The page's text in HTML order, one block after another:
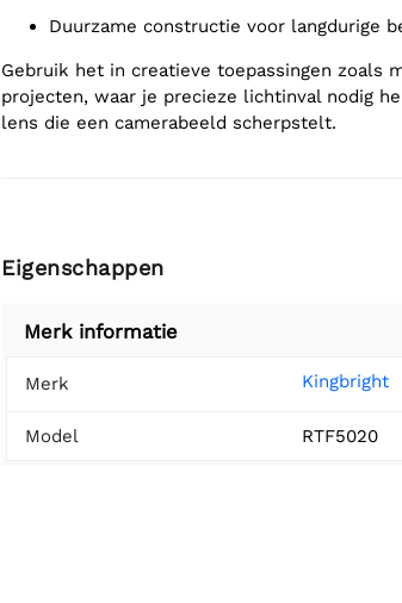
Duurzame constructie voor langdurige
Gebruik het in creatieve toepassingen zoals
projecten, waar je precieze lichtinval nodig
lens die een camerabeeld scherpstelt.
Eigenschappen
Merk informatie
Merk Kingbright
Model RTF5020